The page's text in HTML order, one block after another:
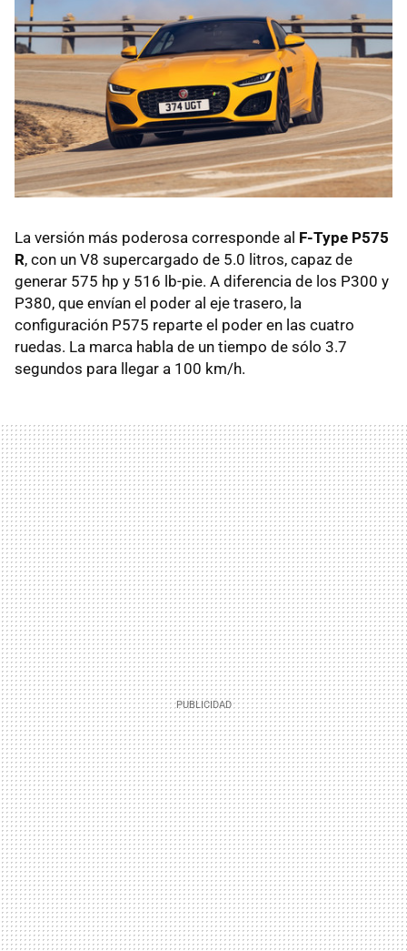
La versión más poderosa corresponde al F-Type P575
R, con un V8 supercargado de 5.0 litros, capaz de
generar 575 hp y 516 lb-pie. A diferencia de los P300 y
P380, que envían el poder al eje trasero, la
configuración P575 reparte el poder en las cuatro
ruedas. La marca habla de un tiempo de sólo 3.7
segundos para llegar a 100 km/h.